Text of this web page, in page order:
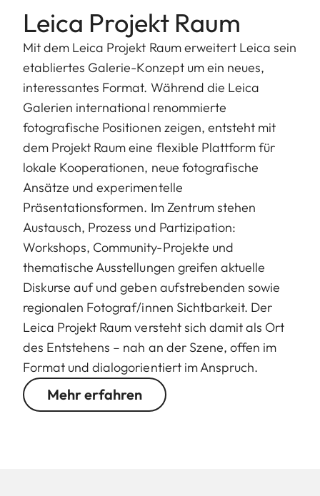
Leica Projekt Raum
Mit dem Leica Projekt Raum erweitert Leica sein
etabliertes Galerie-Konzept um ein neues,
interessantes Format. Während die Leica
Galerien international renommierte
fotografische Positionen zeigen, entsteht mit
dem Projekt Raum eine flexible Plattform für
lokale Kooperationen, neue fotografische
Ansätze und experimentelle
Präsentationsformen. Im Zentrum stehen
Austausch, Prozess und Partizipation:
Workshops, Community-Projekte und
thematische Ausstellungen greifen aktuelle
Diskurse auf und geben aufstrebenden sowie
regionalen Fotograf/innen Sichtbarkeit. Der
Leica Projekt Raum versteht sich damit als Ort
des Entstehens – nah an der Szene, offen im
Format und dialogorientiert im Anspruch.
Mehr erfahren